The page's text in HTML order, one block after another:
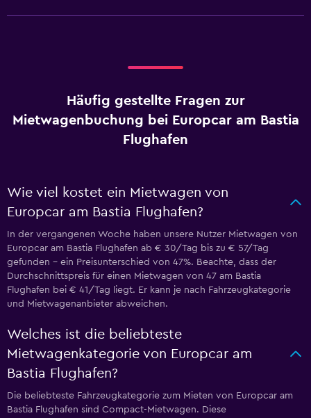
Häufig gestellte Fragen zur
Mietwagenbuchung bei Europcar am Bastia
Flughafen
Wie viel kostet ein Mietwagen von
Europcar am Bastia Flughafen?
In der vergangenen Woche haben unsere Nutzer Mietwagen von
Europcar am Bastia Flughafen ab € 30/Tag bis zu € 57/Tag
gefunden – ein Preisunterschied von 47%. Beachte, dass der
Durchschnittspreis für einen Mietwagen von 47 am Bastia
Flughafen bei € 41/Tag liegt. Er kann je nach Fahrzeugkategorie
und Mietwagenanbieter abweichen.
Welches ist die beliebteste
Mietwagenkategorie von Europcar am
Bastia Flughafen?
Die beliebteste Fahrzeugkategorie zum Mieten von Europcar am
Bastia Flughafen sind Compact-Mietwagen. Diese